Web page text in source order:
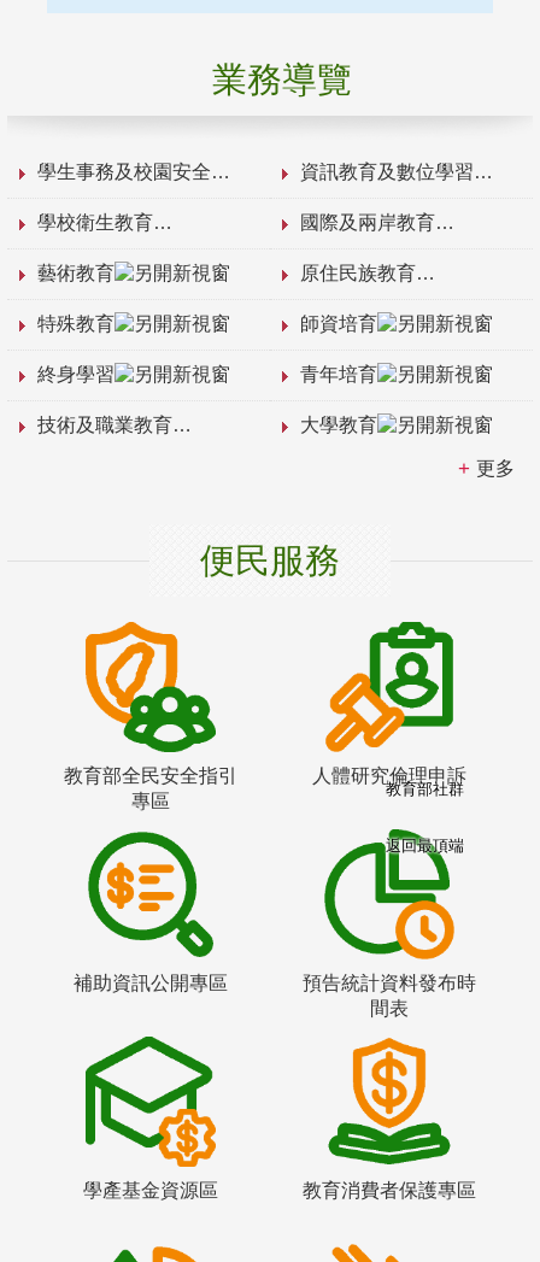
業務導覽
學生事務及校園安全 資訊教育及數位學習
學校衛生教育 國際及兩岸教育
藝術教育 原住民族教育
特殊教育 師資培育
終身學習 青年培育
技術及職業教育 大學教育
更多
便民服務
教育部全民安全指引
專區
人體研究倫理申訴
補助資訊公開專區
預告統計資料發布時
間表
學產基金資源區 教育消費者保護專區
教育部社群
返回最頂端